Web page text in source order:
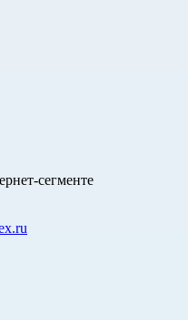
сегменте